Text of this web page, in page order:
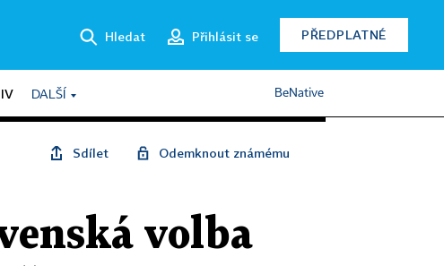
Hledat Přihlásit se PŘEDPLATNÉ
DALŠÍ BeNative
Sdílet Odemknout známému
volba